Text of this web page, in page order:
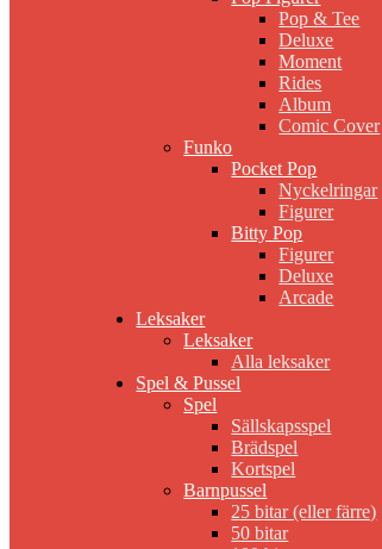
Pop & Tee
Deluxe
Moment
Rides
Album
Comic Cover
Funko
Pocket Pop
Nyckelringar
Figurer
Bitty Pop
Figurer
Deluxe
Arcade
Leksaker
Leksaker
Alla leksaker
Spel & Pussel
Spel
Sällskapsspel
Brädspel
Kortspel
Barnpussel
25 bitar (eller färre)
50 bitar